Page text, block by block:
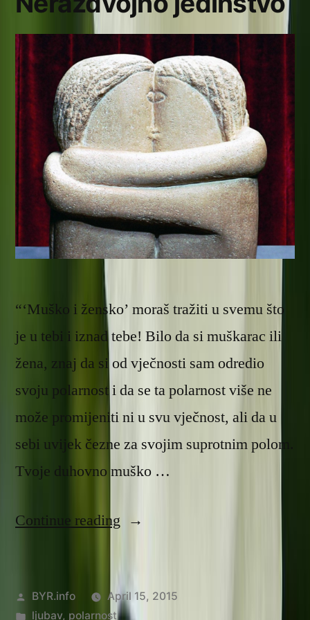
“‘Muško i žensko’ moraš tražiti u svemu što
je u tebi i iznad tebe! Bilo da si muškarac ili
žena, znaj da si od vječnosti sam odredio
svoju polarnost i da se ta polarnost više ne
može promijeniti ni u svu vječnost, ali da u
sebi uvijek čezne za svojim suprotnim polom.
Tvoje duhovno muško …
Continue reading “Nerazdvojno
Posted
by
BYR.info
April 15, 2015
Posted
ljubav, polarnost